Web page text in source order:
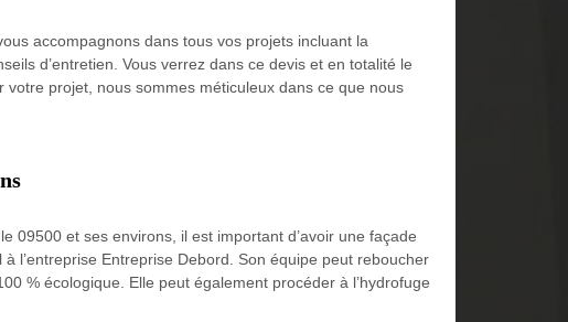
accompagnons dans tous vos projets incluant la
d’entretien. Vous verrez dans ce devis et en totalité le
projet, nous sommes méticuleux dans ce que nous
09500 et ses environs, il est important d’avoir une façade
l’entreprise Entreprise Debord. Son équipe peut reboucher
% écologique. Elle peut également procéder à l’hydrofuge